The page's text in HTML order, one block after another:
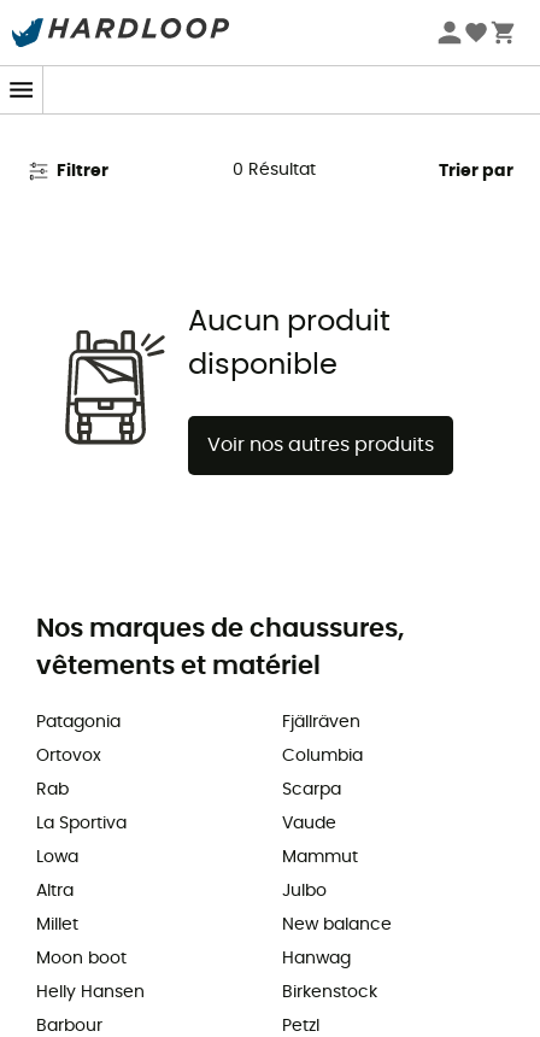
Promos d'été 🔥 -5 % EXTRA dès 2 produits* code Summer5
Sacs à dos randonnée Salewa
Filtrer 0 Résultat Trier par
Aucun produit
disponible
Voir nos autres produits
Nos marques de chaussures,
vêtements et matériel
Patagonia
Ortovox
Rab
La Sportiva
Lowa
Altra
Millet
Moon boot
Helly Hansen
Barbour
Fjällräven
Columbia
Scarpa
Vaude
Mammut
Julbo
New balance
Hanwag
Birkenstock
Petzl